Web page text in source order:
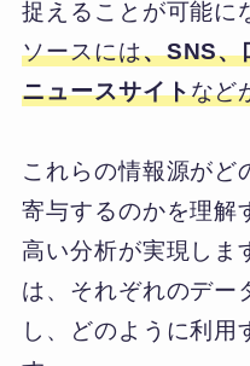
捉えることが可能に
ソースには、SNS、
ニュースサイトなど
これらの情報源がど
寄与するのかを理解
高い分析が実現しま
は、それぞれのデー
し、どのように利用